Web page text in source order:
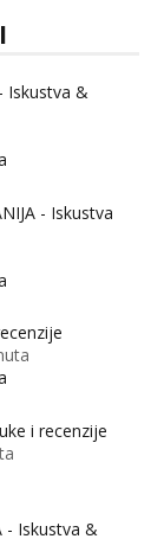
Iskustva &
- Iskustva
i recenzije
- Iskustva &